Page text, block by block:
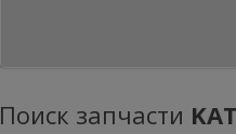
Поиск запчасти